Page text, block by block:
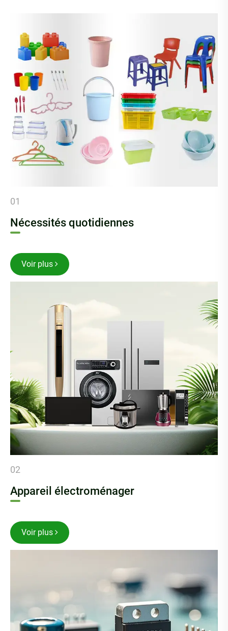
01
Nécessités quotidiennes
Voir plus
02
Appareil électroménager
Voir plus